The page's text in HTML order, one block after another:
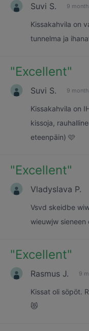
Suvi S. 9
Kissakahvila on
tunnelma ja
"Excellent"
Suvi S. 9
Kissakahvila on
kissoja,
eteenpäin) 🩷
"Excellent"
Vladyslava P.
Vsvd skeidbe
wieuwjw sieneen
"Excellent"
Rasmus J. 9
Kissat oli söpöt.
😻